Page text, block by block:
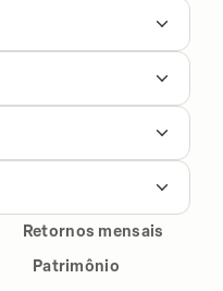
Retornos mensais
Patrimônio